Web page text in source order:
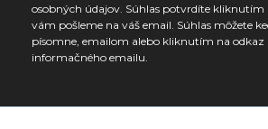
osobných údajov. Súhlas potvrdíte kliknutím
vám pošleme na váš email. Súhlas môžete
písomne, emailom alebo kliknutím na odkaz
informačného emailu.